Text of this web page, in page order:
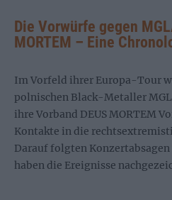
Die Vorwürfe gegen
MORTEM – Eine
Im Vorfeld ihrer Europa-Tour
polnischen Black-Metaller
ihre Vorband DEUS MORTEM
Kontakte in die
Darauf folgten
haben die Ereignisse